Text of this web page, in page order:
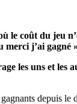
le coût du jeu
merci j’ai gagné
les uns et
depuis le